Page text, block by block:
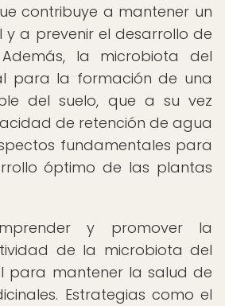
contribuye a mantener un
y a prevenir el desarrollo de
la microbiota del
para la formación de una
del suelo, que a su vez
de retención de agua
fundamentales para
óptimo de las plantas
y promover la
de la microbiota del
para mantener la salud de
Estrategias como el